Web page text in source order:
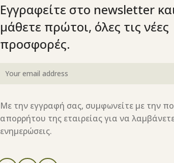
Εγγραφείτε στο newsletter
μάθετε πρώτοι, όλες τις νέες
προσφορές.
Με την εγγραφή σας, συμφωνείτε με την
απορρήτου της εταιρείας για να
ενημερώσεις.